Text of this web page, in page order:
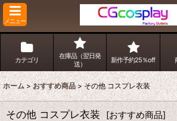
メニュー
カテゴリ
在庫品（翌日発
送）
新作予約25％off
ホーム > おすすめ商品 > その他 コスプレ衣装
その他 コスプレ衣装 [おすすめ商品]